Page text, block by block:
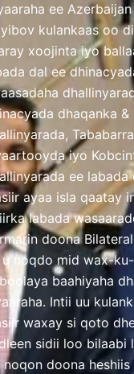
ee
kulankaas oo
xoojinta iyo
dal ee
dhaqanka
iyo
ee labada
ayaa isla qaatay
labada
doona
u noqdo mid wax-
baahiyaha
Intii uu
waxay si qoto
sidii loo bilaabi
noqon doona heshiis